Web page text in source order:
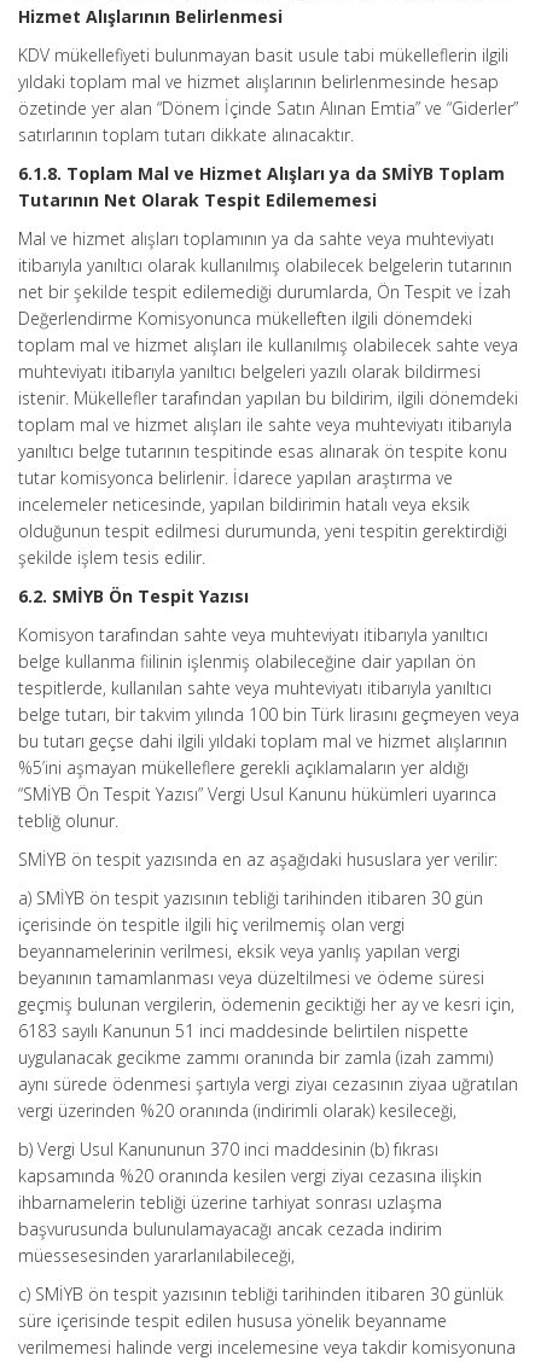
Hizmet Alışlarının Belirlenmesi
KDV mükellefiyeti bulunmayan basit usule tabi mükelleflerin ilgili
yıldaki toplam mal ve hizmet alışlarının belirlenmesinde hesap
özetinde yer alan “Dönem İçinde Satın Alınan Emtia” ve “Giderler”
satırlarının toplam tutarı dikkate alınacaktır.
6.1.8. Toplam Mal ve Hizmet Alışları ya da SMİYB Toplam
Tutarının Net Olarak Tespit Edilememesi
Mal ve hizmet alışları toplamının ya da sahte veya muhteviyatı
itibarıyla yanıltıcı olarak kullanılmış olabilecek belgelerin tutarının
net bir şekilde tespit edilemediği durumlarda, Ön Tespit ve İzah
Değerlendirme Komisyonunca mükelleften ilgili dönemdeki
toplam mal ve hizmet alışları ile kullanılmış olabilecek sahte veya
muhteviyatı itibarıyla yanıltıcı belgeleri yazılı olarak bildirmesi
istenir. Mükellefler tarafından yapılan bu bildirim, ilgili dönemdeki
toplam mal ve hizmet alışları ile sahte veya muhteviyatı itibarıyla
yanıltıcı belge tutarının tespitinde esas alınarak ön tespite konu
tutar komisyonca belirlenir. İdarece yapılan araştırma ve
incelemeler neticesinde, yapılan bildirimin hatalı veya eksik
olduğunun tespit edilmesi durumunda, yeni tespitin gerektirdiği
şekilde işlem tesis edilir.
6.2. SMİYB Ön Tespit Yazısı
Komisyon tarafından sahte veya muhteviyatı itibarıyla yanıltıcı
belge kullanma fiilinin işlenmiş olabileceğine dair yapılan ön
tespitlerde, kullanılan sahte veya muhteviyatı itibarıyla yanıltıcı
belge tutarı, bir takvim yılında 100 bin Türk lirasını geçmeyen veya
bu tutarı geçse dahi ilgili yıldaki toplam mal ve hizmet alışlarının
%5’ini aşmayan mükelleflere gerekli açıklamaların yer aldığı
“SMİYB Ön Tespit Yazısı” Vergi Usul Kanunu hükümleri uyarınca
tebliğ olunur.
SMİYB ön tespit yazısında en az aşağıdaki hususlara yer verilir:
a) SMİYB ön tespit yazısının tebliği tarihinden itibaren 30 gün
içerisinde ön tespitle ilgili hiç verilmemiş olan vergi
beyannamelerinin verilmesi, eksik veya yanlış yapılan vergi
beyanının tamamlanması veya düzeltilmesi ve ödeme süresi
geçmiş bulunan vergilerin, ödemenin geciktiği her ay ve kesri için,
6183 sayılı Kanunun 51 inci maddesinde belirtilen nispette
uygulanacak gecikme zammı oranında bir zamla (izah zammı)
aynı sürede ödenmesi şartıyla vergi ziyaı cezasının ziyaa uğratılan
vergi üzerinden %20 oranında (indirimli olarak) kesileceği,
b) Vergi Usul Kanununun 370 inci maddesinin (b) fıkrası
kapsamında %20 oranında kesilen vergi ziyaı cezasına ilişkin
ihbarnamelerin tebliği üzerine tarhiyat sonrası uzlaşma
başvurusunda bulunulamayacağı ancak cezada indirim
müessesesinden yararlanılabileceği,
c) SMİYB ön tespit yazısının tebliği tarihinden itibaren 30 günlük
süre içerisinde tespit edilen hususa yönelik beyanname
verilmemesi halinde vergi incelemesine veya takdir komisyonuna